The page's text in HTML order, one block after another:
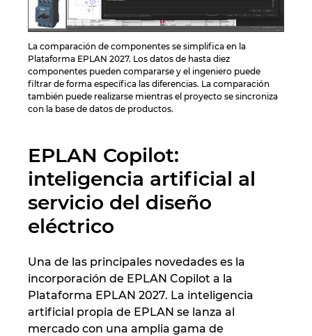
La comparación de componentes se simplifica en la
Plataforma EPLAN 2027. Los datos de hasta diez
componentes pueden compararse y el ingeniero puede
filtrar de forma específica las diferencias. La comparación
también puede realizarse mientras el proyecto se sincroniza
con la base de datos de productos.
EPLAN Copilot:
inteligencia artificial al
servicio del diseño
eléctrico
Una de las principales novedades es la
incorporación de EPLAN Copilot a la
Plataforma EPLAN 2027. La inteligencia
artificial propia de EPLAN se lanza al
mercado con una amplia gama de
Norway
Peru
Philippines
Portugal
Romania
Singapore
Slovakia